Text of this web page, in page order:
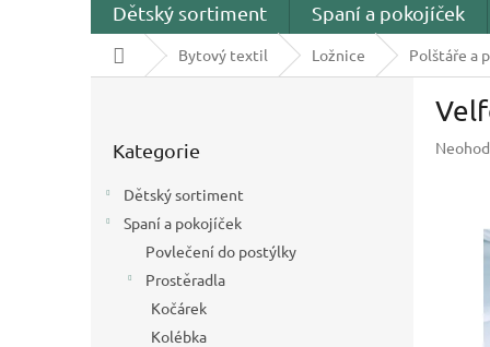
Dětský sortiment Spaní a pokojíček
Domů Bytový textil Ložnice Polštáře a
kategorie
Kategorie
Dětský sortiment
Spaní a pokojíček
Povlečení do postýlky
Prostěradla
Kočárek
Kolébka